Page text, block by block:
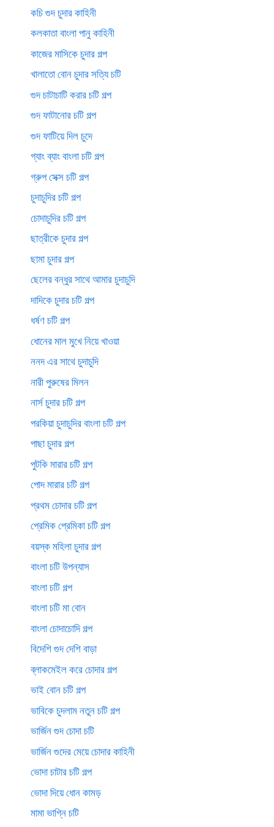
কচি গুদ চুদার কাহিনী
কলকাতা বাংলা পানু কাহিনী
কাজের মাসিকে চুদার গল্প
খালাতো বোন চুদার সত্যি চটি
গুদ চাটাচাটি করার চটি গল্প
গুদ ফাটানোর চটি গল্প
গুদ ফাটিয়ে দিল চুদে
গ্যাং ব্যাং বাংলা চটি গল্প
গ্রুপ সেক্স চটি গল্প
চুদাচুদির চটি গল্প
চোদাচুদির চটি গল্প
ছাত্রীকে চুদার গল্প
ছামা চুদার গল্প
ছেলের বন্ধুর সাথে আমার চুদাচুদি
দাদিকে চুদার চটি গল্প
ধর্ষণ চটি গল্প
ধোনের মাল মুখে নিয়ে খাওয়া
ননদ এর সাথে চুদাচুদি
নারী পুরুষের মিলন
নার্স চুদার চটি গল্প
পরকিয়া চুদাচুদির বাংলা চটি গল্প
পাছা চুদার গল্প
পুটকি মারার চটি গল্প
পোদ মারার চটি গল্প
প্রথম চোদার চটি গল্প
প্রেমিক প্রেমিকা চটি গল্প
বয়স্ক মহিলা চুদার গল্প
বাংলা চটি উপন্যাস
বাংলা চটি গল্প
বাংলা চটি মা বোন
বাংলা চোদাচোদি গল্প
বিদেশি গুদ দেশি বাড়া
ব্লাকমেইল করে চোদার গল্প
ভাই বোন চটি গল্প
ভাবিকে চুদলাম নতুন চটি গল্প
ভার্জিন গুদ চোদা চটি
ভার্জিন গুদের মেয়ে চোদার কাহিনী
ভোদা চাটার চটি গল্প
ভোদা দিয়ে ধোন কামড়
মামা ভাগ্নি চটি